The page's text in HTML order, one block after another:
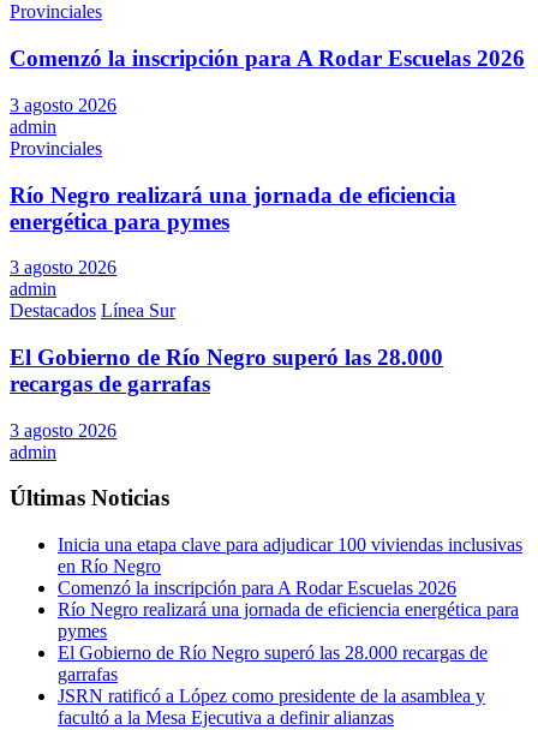
Provinciales
Comenzó la inscripción para A Rodar Escuelas 2026
3 agosto 2026
admin
Provinciales
Río Negro realizará una jornada de eficiencia
energética para pymes
3 agosto 2026
admin
Destacados Línea Sur
El Gobierno de Río Negro superó las 28.000
recargas de garrafas
3 agosto 2026
admin
Últimas Noticias
Inicia una etapa clave para adjudicar 100 viviendas inclusivas
en Río Negro
Comenzó la inscripción para A Rodar Escuelas 2026
Río Negro realizará una jornada de eficiencia energética para
pymes
El Gobierno de Río Negro superó las 28.000 recargas de
garrafas
JSRN ratificó a López como presidente de la asamblea y
facultó a la Mesa Ejecutiva a definir alianzas